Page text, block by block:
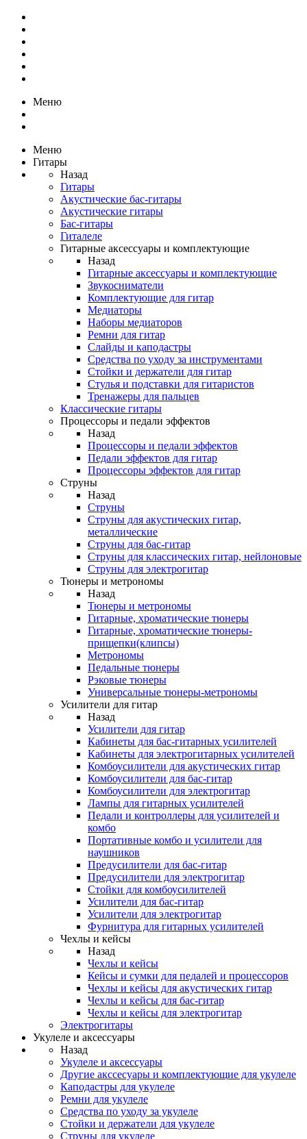
Меню
Меню
Гитары
Назад
Гитары
Акустические бас-гитары
Акустические гитары
Бас-гитары
Гиталеле
Гитарные аксессуары и комплектующие
Назад
Гитарные аксессуары и комплектующие
Звукосниматели
Комплектующие для гитар
Медиаторы
Наборы медиаторов
Ремни для гитар
Слайды и каподастры
Средства по уходу за инструментами
Стойки и держатели для гитар
Стулья и подставки для гитаристов
Тренажеры для пальцев
Классические гитары
Процессоры и педали эффектов
Назад
Процессоры и педали эффектов
Педали эффектов для гитар
Процессоры эффектов для гитар
Струны
Назад
Струны
Струны для акустических гитар,
металлические
Струны для бас-гитар
Струны для классических гитар, нейлоновые
Струны для электрогитар
Тюнеры и метрономы
Назад
Тюнеры и метрономы
Гитарные, хроматические тюнеры
Гитарные, хроматические тюнеры-
прищепки(клипсы)
Метрономы
Педальные тюнеры
Рэковые тюнеры
Универсальные тюнеры-метрономы
Усилители для гитар
Назад
Усилители для гитар
Кабинеты для бас-гитарных усилителей
Кабинеты для электрогитарных усилителей
Комбоусилители для акустических гитар
Комбоусилители для бас-гитар
Комбоусилители для электрогитар
Лампы для гитарных усилителей
Педали и контроллеры для усилителей и
комбо
Портативные комбо и усилители для
наушников
Предусилители для бас-гитар
Предусилители для электрогитар
Стойки для комбоусилителей
Усилители для бас-гитар
Усилители для электрогитар
Фурнитура для гитарных усилителей
Чехлы и кейсы
Назад
Чехлы и кейсы
Кейсы и сумки для педалей и процессоров
Чехлы и кейсы для акустических гитар
Чехлы и кейсы для бас-гитар
Чехлы и кейсы для электрогитар
Электрогитары
Укулеле и аксессуары
Назад
Укулеле и аксессуары
Другие акссесуары и комплектующие для укулеле
Каподастры для укулеле
Ремни для укулеле
Средства по уходу за укулеле
Стойки и держатели для укулеле
Струны для укулеле